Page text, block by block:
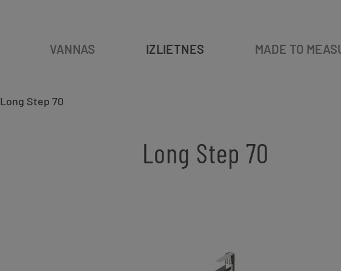
VANNAS IZLIETNES MADE TO
Long Step 70
Long Step 70